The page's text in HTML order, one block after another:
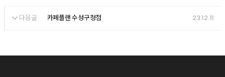
다음글 카페플랜 수성구청점 23.12.11